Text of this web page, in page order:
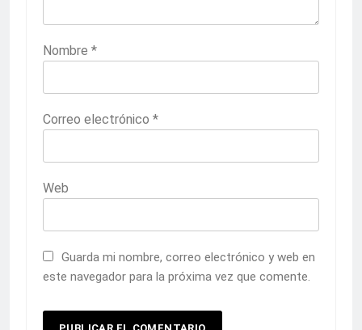
Nombre *
Correo electrónico *
Web
Guarda mi nombre, correo electrónico y web en
este navegador para la próxima vez que comente.